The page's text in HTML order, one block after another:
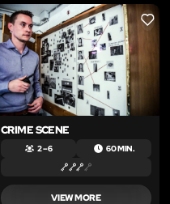
LIKE
CRIME SCENE
2 – 6 60 MIN.
VIEW MORE